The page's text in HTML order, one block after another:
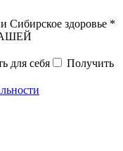
Сибирское здоровье *
для себя
Получить